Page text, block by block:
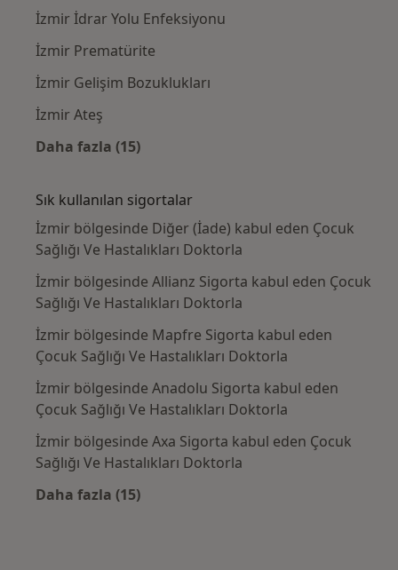
İzmir İdrar Yolu Enfeksiyonu
İzmir Prematürite
İzmir Gelişim Bozuklukları
İzmir Ateş
Daha fazla (15)
Sık kullanılan sigortalar
İzmir bölgesinde Diğer (İade) kabul eden Çocuk
Sağlığı Ve Hastalıkları Doktorla
İzmir bölgesinde Allianz Sigorta kabul eden Çocuk
Sağlığı Ve Hastalıkları Doktorla
İzmir bölgesinde Mapfre Sigorta kabul eden
Çocuk Sağlığı Ve Hastalıkları Doktorla
İzmir bölgesinde Anadolu Sigorta kabul eden
Çocuk Sağlığı Ve Hastalıkları Doktorla
İzmir bölgesinde Axa Sigorta kabul eden Çocuk
Sağlığı Ve Hastalıkları Doktorla
Daha fazla (15)